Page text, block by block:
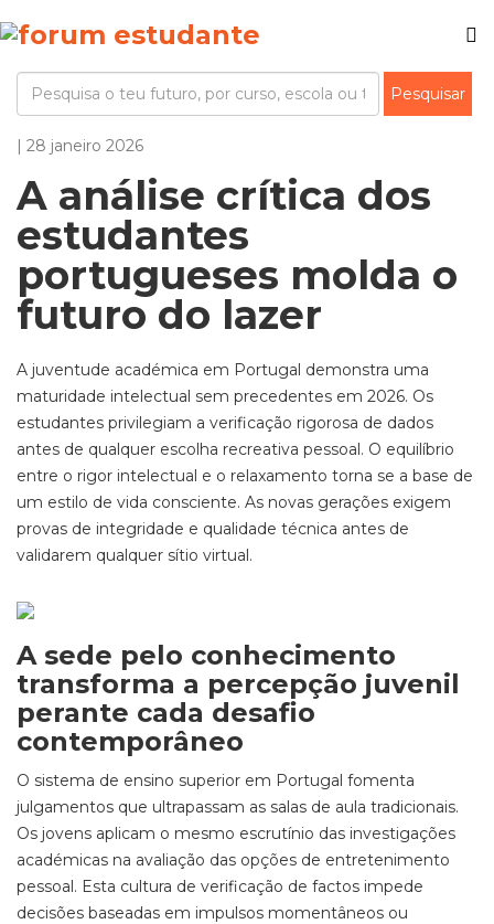
| 28 janeiro 2026
A análise crítica dos
estudantes
portugueses molda o
futuro do lazer
A juventude académica em Portugal demonstra uma
maturidade intelectual sem precedentes em 2026. Os
estudantes privilegiam a verificação rigorosa de dados
antes de qualquer escolha recreativa pessoal. O equilíbrio
entre o rigor intelectual e o relaxamento torna se a base de
um estilo de vida consciente. As novas gerações exigem
provas de integridade e qualidade técnica antes de
validarem qualquer sítio virtual.
A sede pelo conhecimento
transforma a percepção juvenil
perante cada desafio
contemporâneo
O sistema de ensino superior em Portugal fomenta
julgamentos que ultrapassam as salas de aula tradicionais.
Os jovens aplicam o mesmo escrutínio das investigações
académicas na avaliação das opções de entretenimento
pessoal. Esta cultura de verificação de factos impede
decisões baseadas em impulsos momentâneos ou